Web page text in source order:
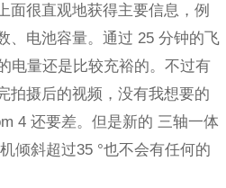
面很直观地获得主要信息，例
、电池容量。通过 25 分钟的飞
电量还是比较充裕的。不过有
拍摄后的视频，没有我想要的
4 还要差。但是新的 三轴一体
倾斜超过35 °也不会有任何的